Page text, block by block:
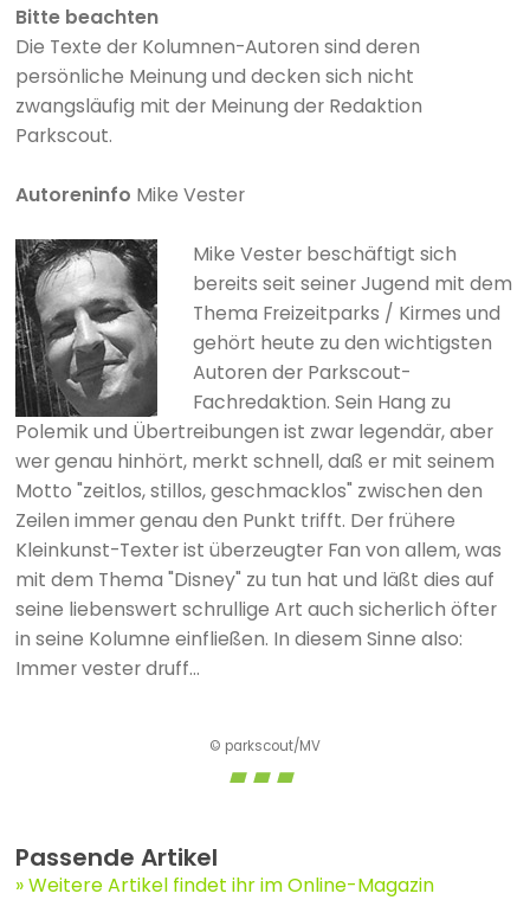
Bitte beachten
Die Texte der Kolumnen-Autoren sind deren
persönliche Meinung und decken sich nicht
zwangsläufig mit der Meinung der Redaktion
Parkscout.
Autoreninfo Mike Vester
Mike Vester beschäftigt sich
bereits seit seiner Jugend mit dem
Thema Freizeitparks / Kirmes und
gehört heute zu den wichtigsten
Autoren der Parkscout-
Fachredaktion. Sein Hang zu
Polemik und Übertreibungen ist zwar legendär, aber
wer genau hinhört, merkt schnell, daß er mit seinem
Motto "zeitlos, stillos, geschmacklos" zwischen den
Zeilen immer genau den Punkt trifft. Der frühere
Kleinkunst-Texter ist überzeugter Fan von allem, was
mit dem Thema "Disney" zu tun hat und läßt dies auf
seine liebenswert schrullige Art auch sicherlich öfter
in seine Kolumne einfließen. In diesem Sinne also:
Immer vester druff...
© parkscout/MV
Passende Artikel
Weitere Artikel findet ihr im Online-Magazin